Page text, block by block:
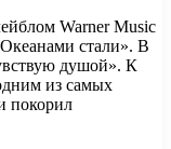
Warner Music
стали». В
душой». К
из самых
покорил